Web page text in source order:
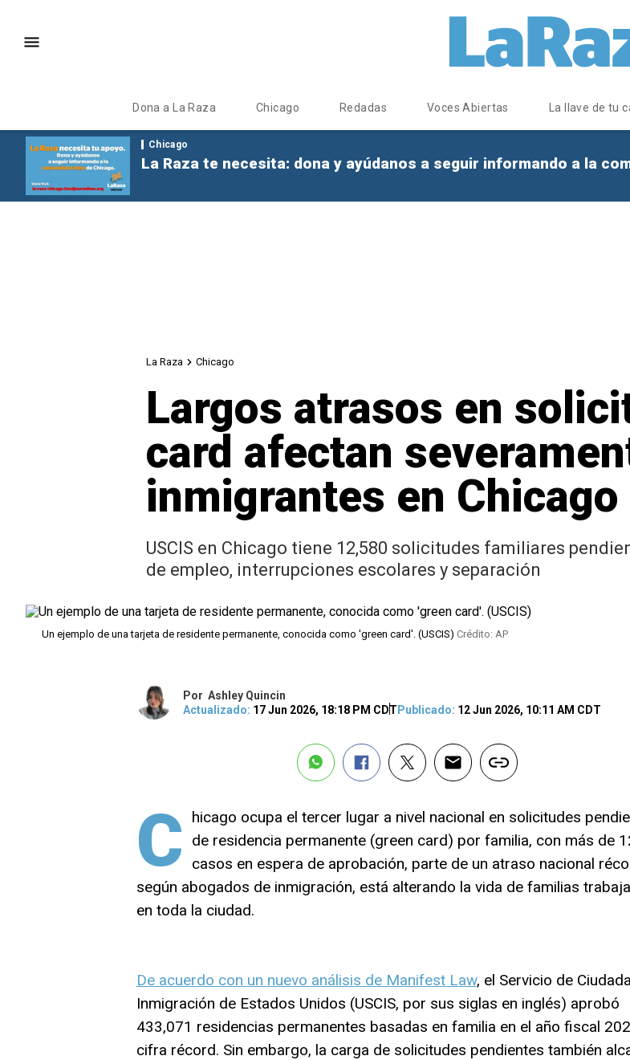
Dona a La Raza Chicago Redadas Voces Abiertas La llave de tu
Chicago
La Raza te necesita: dona y ayúdanos a seguir informando a la
La Raza Chicago
Largos atrasos en
card afectan
inmigrantes en Chicago
USCIS en Chicago tiene 12,580 solicitudes familiares
de empleo, interrupciones escolares y separación
Un ejemplo de una tarjeta de residente permanente, conocida como 'green card'. (USCIS) Crédito: AP
Por Ashley Quincin
Actualizado: 17 Jun 2026, 18:18 PM CDT Publicado: 12 Jun 2026, 10:11 AM CDT
C hicago ocupa el tercer lugar a nivel nacional en solicitudes
de residencia permanente (green card) por familia, con más de
casos en espera de aprobación, parte de un atraso nacional
según abogados de inmigración, está alterando la vida de familias
en toda la ciudad.
De acuerdo con un nuevo análisis de Manifest Law, el Servicio de
Inmigración de Estados Unidos (USCIS, por sus siglas en inglés) aprobó
433,071 residencias permanentes basadas en familia en el año fiscal
cifra récord. Sin embargo, la carga de solicitudes pendientes también